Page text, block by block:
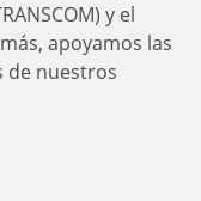
y el
apoyamos las
de nuestros